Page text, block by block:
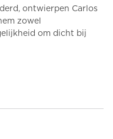
ontwierpen Carlos
zowel
om dicht bij